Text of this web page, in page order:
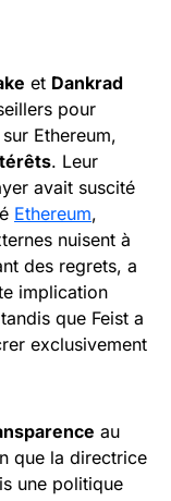
et Dankrad
pour
sur Ethereum,
. Leur
avait suscité
Ethereum,
nuisent à
des regrets, a
implication
que Feist a
exclusivement
au
que la directrice
une politique